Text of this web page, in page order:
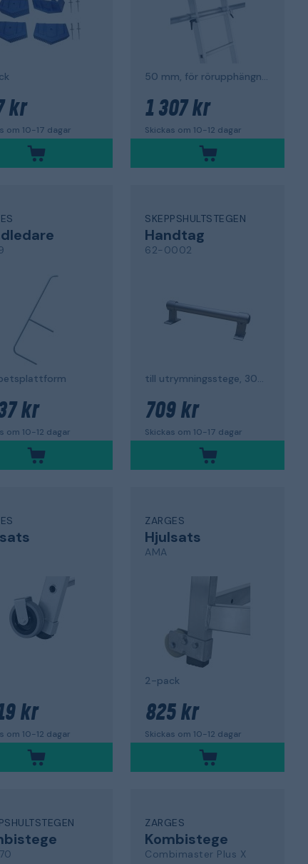
kr
om 10-17 dagar
50 mm, för rörupphängning
1 307 kr
Skickas om 10-12 dagar
kr
om 10-12 dagar
SKEPPSHULTSTEGEN
Handtag
62-0002
till utrymningsstege, 300 mm
709 kr
Skickas om 10-17 dagar
kr
om 10-12 dagar
ZARGES
Hjulsats
AMA
2-pack
825 kr
Skickas om 10-12 dagar
ZARGES
Kombistege
Combimaster Plus X